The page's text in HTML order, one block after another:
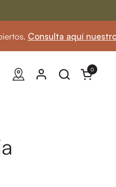
Consulta aquí nuestro
Abrir
0